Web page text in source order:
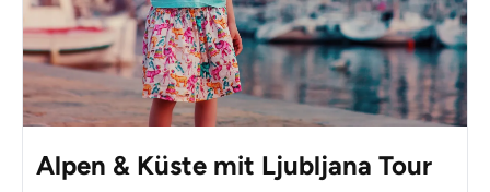
Alpen & Küste mit Ljubljana Tour